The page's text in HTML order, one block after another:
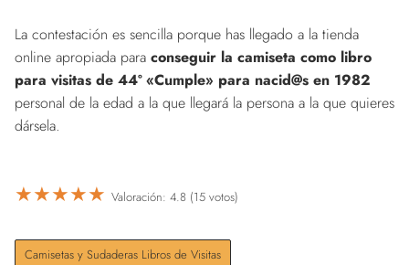
La contestación es sencilla porque has llegado a la tienda
online apropiada para conseguir la camiseta como libro
para visitas de 44º «Cumple» para nacid@s en 1982
personal de la edad a la que llegará la persona a la que quieres
dársela.
★★★★★ Valoración: 4.8 (15 votos)
Camisetas y Sudaderas Libros de Visitas